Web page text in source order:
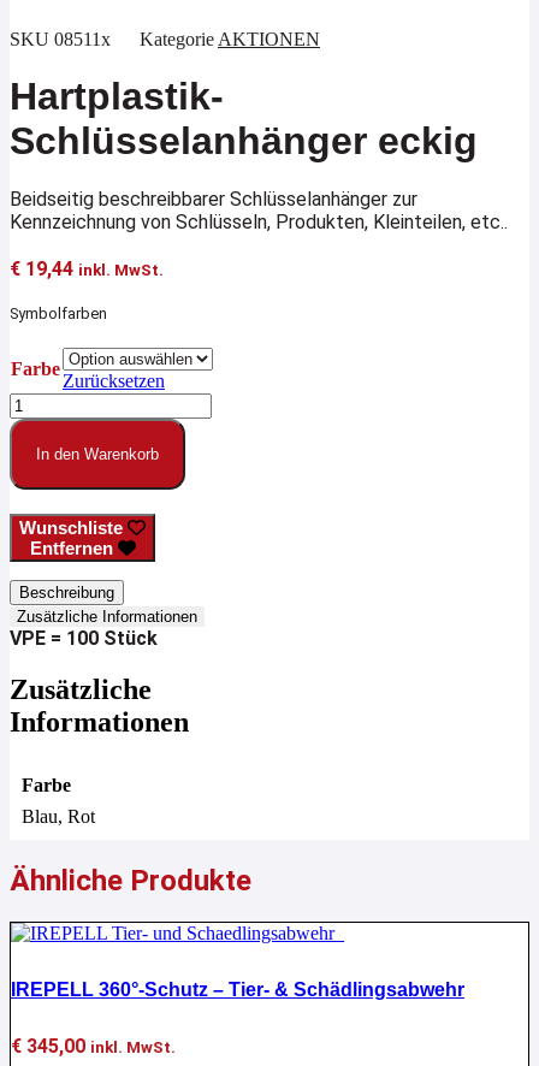
SKU 08511x Kategorie AKTIONEN
Hartplastik-
Schlüsselanhänger eckig
Beidseitig beschreibbarer Schlüsselanhänger zur
Kennzeichnung von Schlüsseln, Produkten, Kleinteilen, etc..
€ 19,44 inkl. MwSt.
Symbolfarben
Farbe
Zurücksetzen
Hartplastik-
Schlüsselanhänger
eckigIn den Warenkorb
Wunschliste
Entfernen
Beschreibung
Zusätzliche Informationen
VPE = 100 Stück
Zusätzliche
Informationen
Farbe
Blau, Rot
Ähnliche Produkte
IREPELL 360°-Schutz – Tier- & Schädlingsabwehr
€ 345,00 inkl. MwSt.